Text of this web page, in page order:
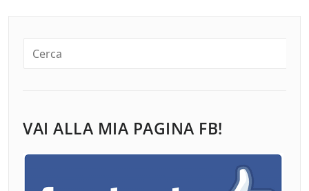
VAI ALLA MIA PAGINA FB!